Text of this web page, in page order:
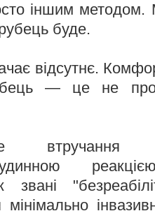
іншим методом.
буде.
відсутнє.
— це не
втручання
мінімально